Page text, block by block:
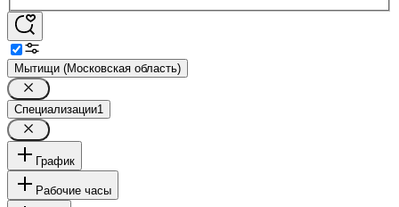
Мытищи (Московская область)
Специализации1
График
Рабочие часы